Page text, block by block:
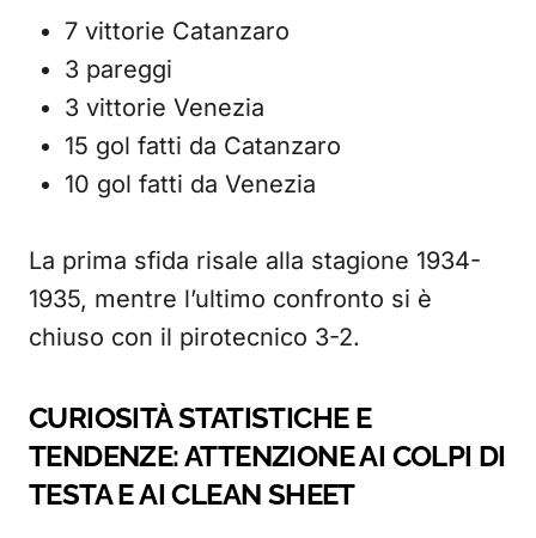
7 vittorie Catanzaro
3 pareggi
3 vittorie Venezia
15 gol fatti da Catanzaro
10 gol fatti da Venezia
La prima sfida risale alla stagione 1934-
1935, mentre l’ultimo confronto si è
chiuso con il pirotecnico 3-2.
CURIOSITÀ STATISTICHE E
TENDENZE: ATTENZIONE AI COLPI DI
TESTA E AI CLEAN SHEET